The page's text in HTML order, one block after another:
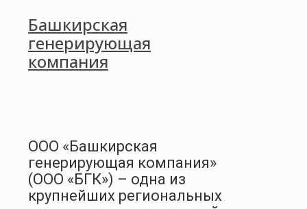
Башкирская
генерирующая
компания
ООО «Башкирская
генерирующая компания»
(ООО «БГК») – одна из
крупнейших региональных